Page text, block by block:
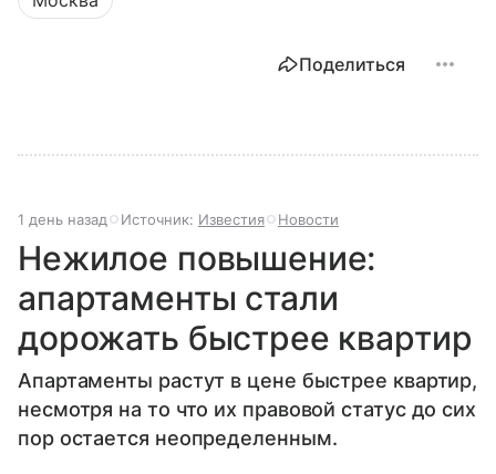
Поделиться
1 день назад Источник: Известия Новости
Нежилое повышение:
апартаменты стали
дорожать быстрее квартир
Апартаменты растут в цене быстрее квартир,
несмотря на то что их правовой статус до сих
пор остается неопределенным.